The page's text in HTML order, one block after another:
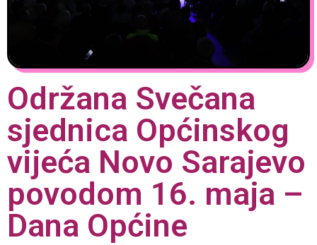
Održana Svečana
sjednica Općinskog
vijeća Novo Sarajevo
povodom 16. maja –
Dana Općine